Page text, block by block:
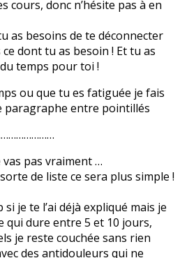
cours, donc n’hésite pas à en
as besoins de te déconnecter
ce dont tu as besoin ! Et tu as
temps pour toi !
ou que tu es fatiguée je fais
paragraphe entre pointillés
pas vraiment …
de liste ce sera plus simple !
je te l’ai déjà expliqué mais je
qui dure entre 5 et 10 jours,
je reste couchée sans rien
des antidouleurs qui ne